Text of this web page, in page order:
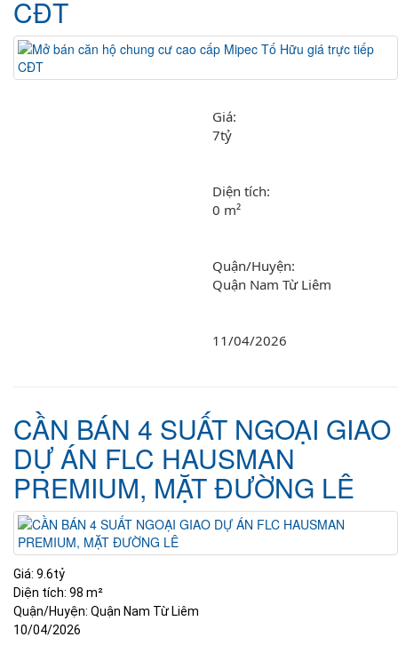
CĐT
Giá:
7tỷ
Diện tích:
0 m²
Quận/Huyện:
Quận Nam Từ Liêm
11/04/2026
CẦN BÁN 4 SUẤT NGOẠI GIAO
DỰ ÁN FLC HAUSMAN
PREMIUM, MẶT ĐƯỜNG LÊ
Giá: 9.6tỷ
Diện tích: 98 m²
Quận/Huyện: Quận Nam Từ Liêm
10/04/2026